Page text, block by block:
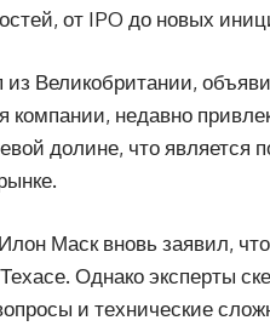
от IPO до новых
из Великобритании,
компании, недавно
долине, что является
Маск вновь заявил,
Однако эксперты
и технические